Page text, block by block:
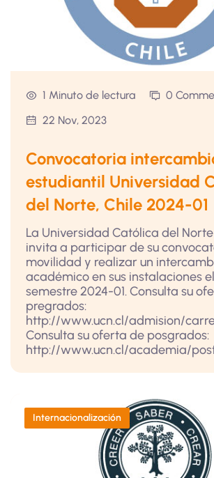
1 Minuto de lectura
0
22 Nov, 2023
Convocatoria
estudiantil Universidad
del Norte, Chile 2024-01
La Universidad Católica del
invita a participar de su
movilidad y realizar un
académico en sus instalaciones
semestre 2024-01. Consulta su
pregrados:
http://www.ucn.cl/admision/
Consulta su oferta de posgrados:
http://www.ucn.cl/academia/
Internacionalización